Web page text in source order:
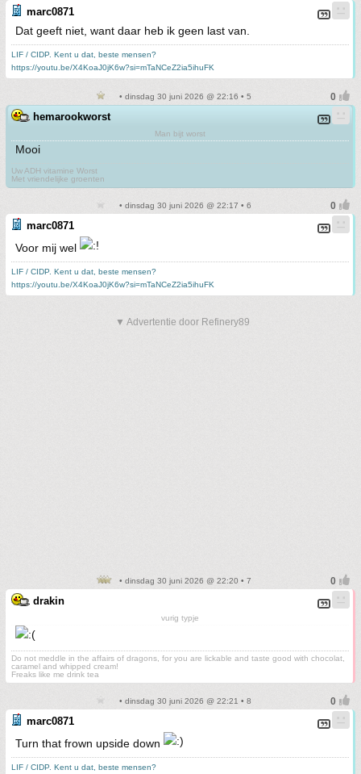
marc0871
Dat geeft niet, want daar heb ik geen last van.
LIF / CIDP. Kent u dat, beste mensen?
https://youtu.be/X4KoaJ0jK6w?si=mTaNCeZ2ia5ihuFK
• dinsdag 30 juni 2026 @ 22:16 • 5
hemarookworst
Man bijt worst
Mooi
Uw ADH vitamine Worst
Met vriendelijke groenten
• dinsdag 30 juni 2026 @ 22:17 • 6
marc0871
Voor mij wel
LIF / CIDP. Kent u dat, beste mensen?
https://youtu.be/X4KoaJ0jK6w?si=mTaNCeZ2ia5ihuFK
▼ Advertentie door Refinery89
• dinsdag 30 juni 2026 @ 22:20 • 7
drakin
vurig typje
Do not meddle in the affairs of dragons, for you are lickable and taste good with chocolat,
caramel and whipped cream!
Freaks like me drink tea
• dinsdag 30 juni 2026 @ 22:21 • 8
marc0871
Turn that frown upside down
LIF / CIDP. Kent u dat, beste mensen?